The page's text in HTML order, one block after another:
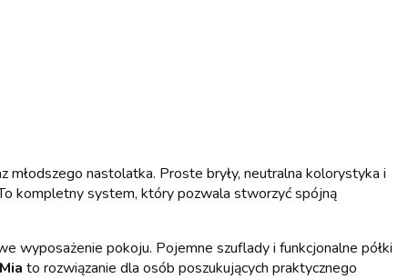
nastolatka. Proste bryły, neutralna kolorystyka i
kompletny system, który pozwala stworzyć spójną
wyposażenie pokoju. Pojemne szuflady i funkcjonalne półki
to rozwiązanie dla osób poszukujących praktycznego